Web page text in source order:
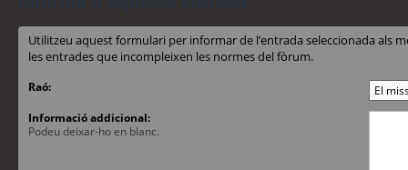
Utilitzeu aquest formulari per informar de l’entrada seleccionada als
les entrades que incompleixen les normes del fòrum.
Raó:
Informació addicional:
Podeu deixar-ho en blanc.